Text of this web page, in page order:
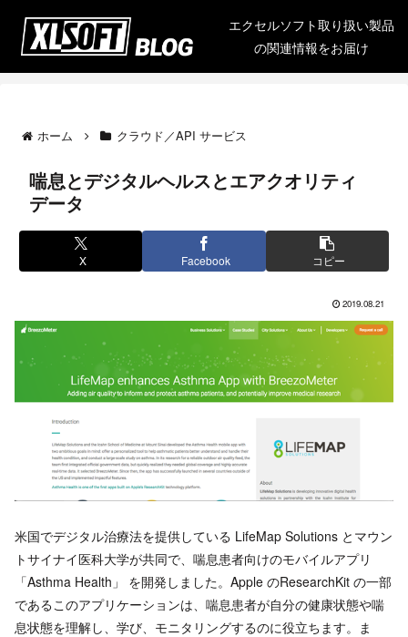
エクセルソフト取り扱い製品
の関連情報をお届け
ホーム クラウド／API サービス
喘息とデジタルヘルスとエアクオリティ
データ
X Facebook コピー
2019.08.21
米国でデジタル治療法を提供している LifeMap Solutions とマウン
トサイナイ医科大学が共同で、喘息患者向けのモバイルアプリ
「Asthma Health」 を開発しました。Apple のResearchKit の一部
であるこのアプリケーションは、喘息患者が自分の健康状態や喘
息状態を理解し、学び、モニタリングするのに役立ちます。ま